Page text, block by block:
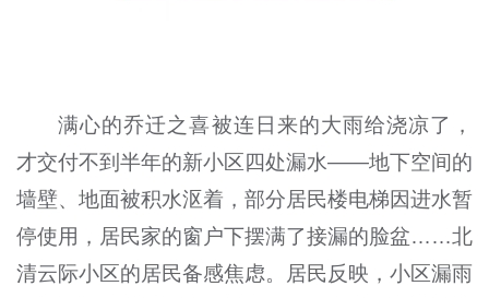
满心的乔迁之喜被连日来的大雨给浇凉了，
才交付不到半年的新小区四处漏水——地下空间的
墙壁、地面被积水沤着，部分居民楼电梯因进水暂
停使用，居民家的窗户下摆满了接漏的脸盆……北
清云际小区的居民备感焦虑。居民反映，小区漏雨